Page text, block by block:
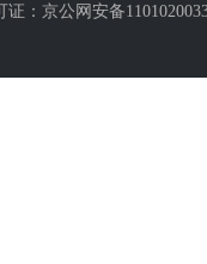
：京公网安备